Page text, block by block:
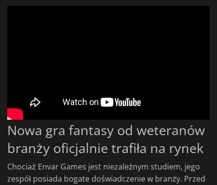
Nowa gra fantasy od weteranów
branży oficjalnie trafiła na rynek
Chociaż Envar Games jest niezależnym studiem, jego
zespół posiada bogate doświadczenie w branży. Przed